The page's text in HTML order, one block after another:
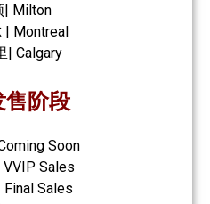
| Milton
| Montreal
| Calgary
售阶段
Soon
Sales
Sales